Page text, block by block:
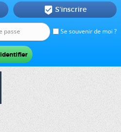
Se souvenir de moi ?
 S'inscrire